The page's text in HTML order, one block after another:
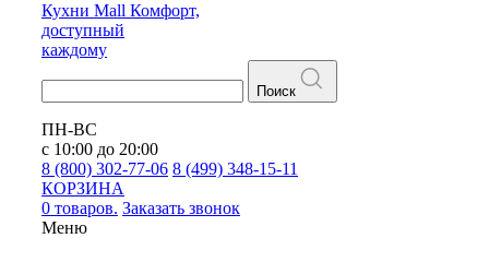
Кухни Mall Комфорт,
доступный
каждому
Поиск
ПН-ВС
с 10:00 до 20:00
8 (800) 302-77-06 8 (499) 348-15-11
КОРЗИНА
0 товаров. Заказать звонок
Меню